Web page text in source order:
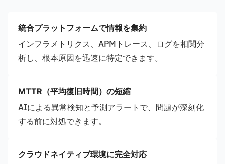
統合プラットフォームで情報を集約
インフラメトリクス、APMトレース、ログを相関分
析し、根本原因を迅速に特定できます。
MTTR（平均復旧時間）の短縮
AIによる異常検知と予測アラートで、問題が深刻化
する前に対処できます。
クラウドネイティブ環境に完全対応